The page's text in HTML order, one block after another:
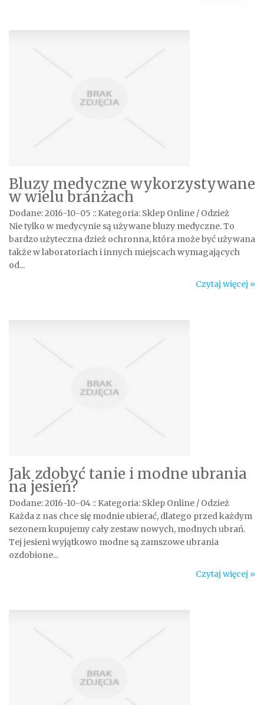
Bluzy medyczne wykorzystywane
w wielu branżach
Dodane: 2016-10-05 :: Kategoria: Sklep Online / Odzież
Nie tylko w medycynie są używane bluzy medyczne. To
bardzo użyteczna dzież ochronna, która może być używana
także w laboratoriach i innych miejscach wymagających
od...
Czytaj więcej »
Jak zdobyć tanie i modne ubrania
na jesień?
Dodane: 2016-10-04 :: Kategoria: Sklep Online / Odzież
Każda z nas chce się modnie ubierać, dlatego przed każdym
sezonem kupujemy cały zestaw nowych, modnych ubrań.
Tej jesieni wyjątkowo modne są zamszowe ubrania
ozdobione...
Czytaj więcej »